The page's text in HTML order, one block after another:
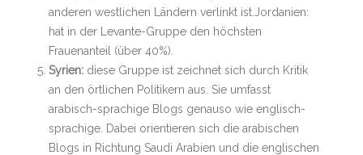
anderen westlichen Ländern verlinkt ist.Jordanien:
hat in der Levante-Gruppe den höchsten
Frauenanteil (über 40%).
Syrien: diese Gruppe ist zeichnet sich durch Kritik
an den örtlichen Politikern aus. Sie umfasst
arabisch-sprachige Blogs genauso wie englisch-
sprachige. Dabei orientieren sich die arabischen
Blogs in Richtung Saudi Arabien und die englischen